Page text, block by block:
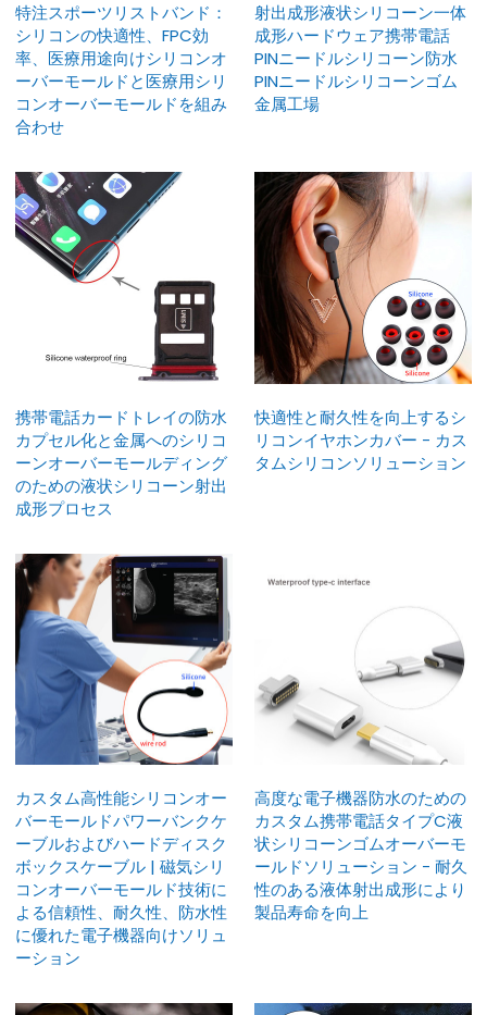
特注スポーツリストバンド：
シリコンの快適性、FPC効
率、医療用途向けシリコンオ
ーバーモールドと医療用シリ
コンオーバーモールドを組み
合わせ
射出成形液状シリコーン一体
成形ハードウェア携帯電話
PINニードルシリコーン防水
PINニードルシリコーンゴム
金属工場
携帯電話カードトレイの防水
カプセル化と金属へのシリコ
ーンオーバーモールディング
のための液状シリコーン射出
成形プロセス
快適性と耐久性を向上するシ
リコンイヤホンカバー - カス
タムシリコンソリューション
カスタム高性能シリコンオー
バーモールドパワーバンクケ
ーブルおよびハードディスク
ボックスケーブル | 磁気シリ
コンオーバーモールド技術に
よる信頼性、耐久性、防水性
に優れた電子機器向けソリュ
ーション
高度な電子機器防水のための
カスタム携帯電話タイプC液
状シリコーンゴムオーバーモ
ールドソリューション - 耐久
性のある液体射出成形により
製品寿命を向上